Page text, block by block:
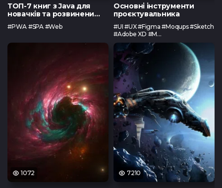
ТОП-7 книг з Java для
новачків та розвинени...
#PWA #SPA #Web
Основні інструменти
проєктувальника
#UI #UX #Figma #Moqups #Sketch
#Adobe XD #M...
1072 7210